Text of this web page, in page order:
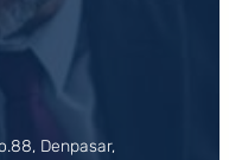
Denpasar,